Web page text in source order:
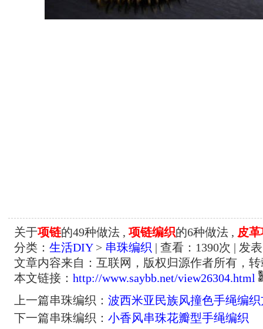
关于项链的49种做法 , 项链编织的6种做法 , 皮
分类： 生活DIY> 串珠编织 | 查看： 1390次 | 发
文章内容来自：互联网，版权归源作者所有，
本文链接： http://www.saybb.net/view26304.html
上一篇串珠编织： 波西米亚民族风撞色手绳编
下一篇串珠编织： 小香风串珠花瓣型手绳编织